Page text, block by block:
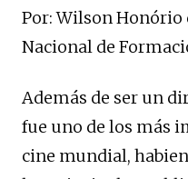
Por: Wilson Honório
Nacional de
Además de ser un
fue uno de los más
cine mundial,